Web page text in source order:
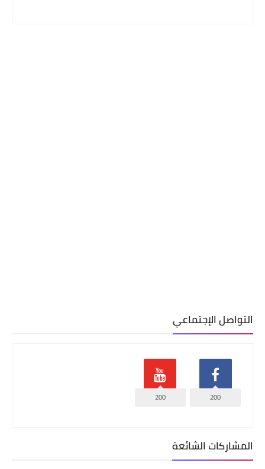
التواصل الإجتماعي
200
200
المشاركات الشائعة